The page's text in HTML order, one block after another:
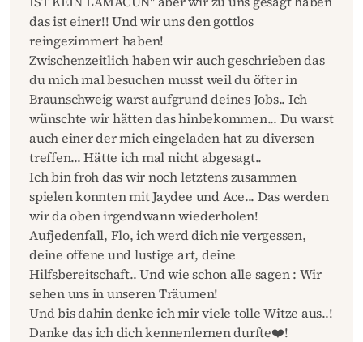
das ist einer!! Und wir uns den gottlos
reingezimmert haben!
Zwischenzeitlich haben wir auch geschrieben das
du mich mal besuchen musst weil du öfter in
Braunschweig warst aufgrund deines Jobs.. Ich
wünschte wir hätten das hinbekommen... Du warst
auch einer der mich eingeladen hat zu diversen
treffen... Hätte ich mal nicht abgesagt..
Ich bin froh das wir noch letztens zusammen
spielen konnten mit Jaydee und Ace... Das werden
wir da oben irgendwann wiederholen!
Aufjedenfall, Flo, ich werd dich nie vergessen,
deine offene und lustige art, deine
Hilfsbereitschaft.. Und wie schon alle sagen : Wir
sehen uns in unseren Träumen!
Und bis dahin denke ich mir viele tolle Witze aus..!
Danke das ich dich kennenlernen durfte❤️!